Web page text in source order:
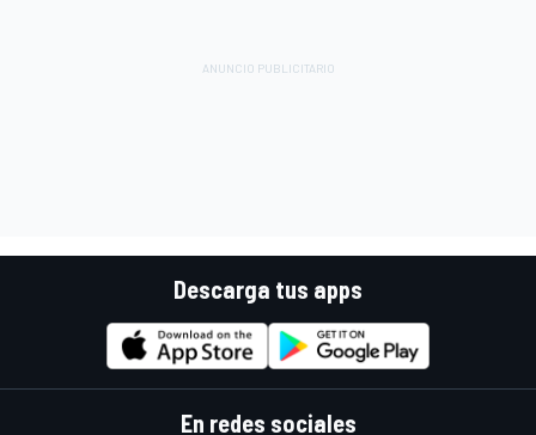
Descarga tus apps
En redes sociales